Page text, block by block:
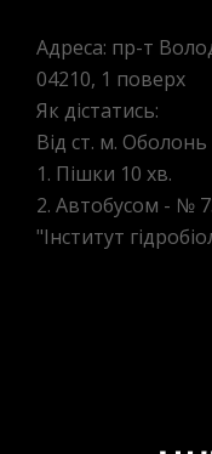
Адреса: пр-т
04210, 1 поверх
Як дістатись:
Від ст. м. Оболонь
1. Пішки 10 хв.
2. Автобусом - №
"Інститут